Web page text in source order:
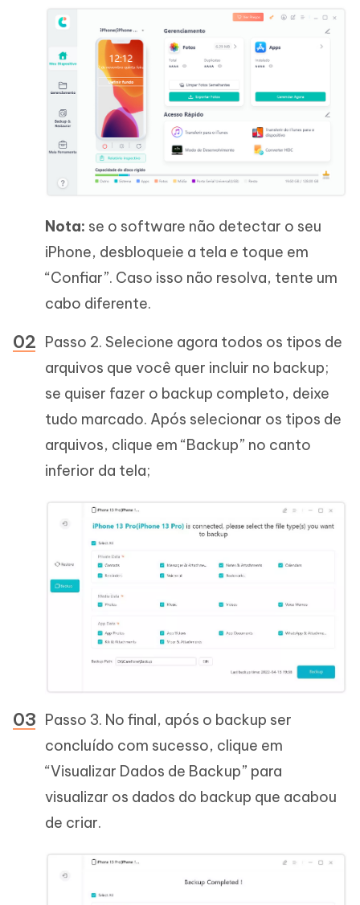
Nota: se o software não detectar o seu
iPhone, desbloqueie a tela e toque em
“Confiar”. Caso isso não resolva, tente um
cabo diferente.
Passo 2. Selecione agora todos os tipos de
arquivos que você quer incluir no backup;
se quiser fazer o backup completo, deixe
tudo marcado. Após selecionar os tipos de
arquivos, clique em “Backup” no canto
inferior da tela;
Passo 3. No final, após o backup ser
concluído com sucesso, clique em
“Visualizar Dados de Backup” para
visualizar os dados do backup que acabou
de criar.